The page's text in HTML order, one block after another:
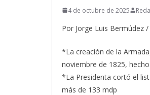
4 de octubre de 2025
Por Jorge Luis Bermúdez
*La creación de la
noviembre de 1825,
*La Presidenta cortó el
más de 133 mdp